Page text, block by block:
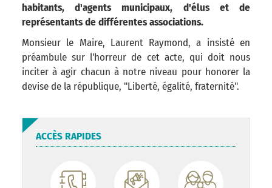
habitants, d'agents municipaux, d'élus et de
représentants de différentes associations.
Monsieur le Maire, Laurent Raymond, a insisté en
préambule sur l'horreur de cet acte, qui doit nous
inciter à agir chacun à notre niveau pour honorer la
devise de la république, "Liberté, égalité, fraternité".
ACCÈS RAPIDES